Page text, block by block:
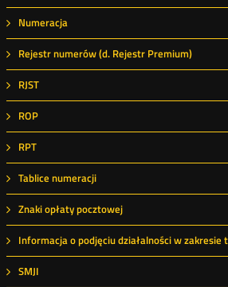
Numeracja
Rejestr numerów (d. Rejestr Premium)
RJST
ROP
RPT
Tablice numeracji
Znaki opłaty pocztowej
Informacja o podjęciu działalności w zakresie
SMJI